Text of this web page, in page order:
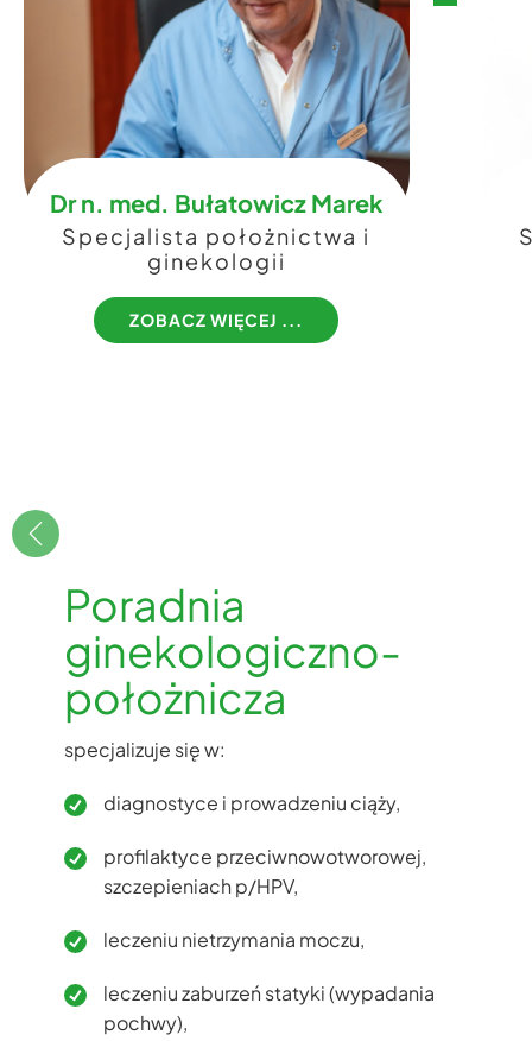
Dr n. med. Bułatowicz Marek
​Specjalista położnictwa i
ginekologii
ZOBACZ WIĘCEJ ...​
Poradnia
ginekologiczno-
położnicza
specjalizuje się w:
diagnostyce i prowadzeniu ciąży,
profilaktyce przeciwnowotworowej,
szczepieniach p/HPV,
leczeniu nietrzymania moczu,
leczeniu zaburzeń statyki (wypadania
pochwy),